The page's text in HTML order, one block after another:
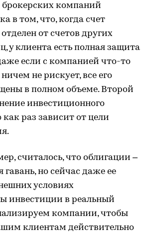
компаний
в том, что, когда счет
от счетов других
у клиента есть полная защита
если с компанией что-то
не рискует, все его
в полном объеме. Второй
инвестиционного
как раз зависит от цели
считалось, что облигации –
гавань, но сейчас даже ее
условиях
инвестиции в реальный
компании, чтобы
клиентам действительно